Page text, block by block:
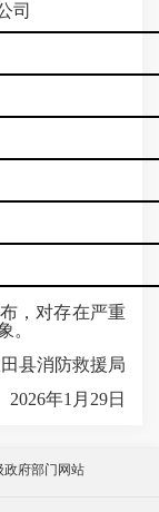
司
，对存在严重
。
消防救援局
年1月29日
政府部门网站